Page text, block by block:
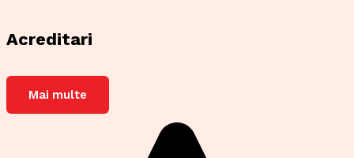
Acreditari
Mai multe